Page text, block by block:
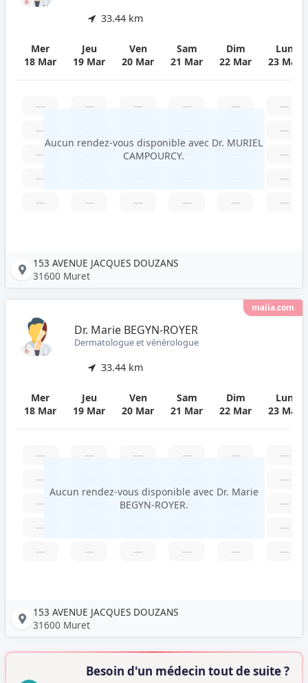
33.44 km
Mer
18 Mar
Jeu
19 Mar
Ven
20 Mar
Sam
21 Mar
Dim
22 Mar
Lun
23 Mar
—
—
—
—
—
—
—
—
—
—
—
—
—
—
—
—
—
—
—
—
Aucun rendez-vous disponible avec Dr. MURIEL
CAMPOURCY.
153 AVENUE JACQUES DOUZANS
31600 Muret
maiia.com
Dr. Marie BEGYN-ROYER
Dermatologue et vénérologue
33.44 km
Mer
18 Mar
Jeu
19 Mar
Ven
20 Mar
Sam
21 Mar
Dim
22 Mar
Lun
23 Mar
—
—
—
—
—
—
—
—
—
—
—
—
—
—
—
—
—
—
—
—
Aucun rendez-vous disponible avec Dr. Marie
BEGYN-ROYER.
153 AVENUE JACQUES DOUZANS
31600 Muret
Besoin d'un médecin tout de suite ?